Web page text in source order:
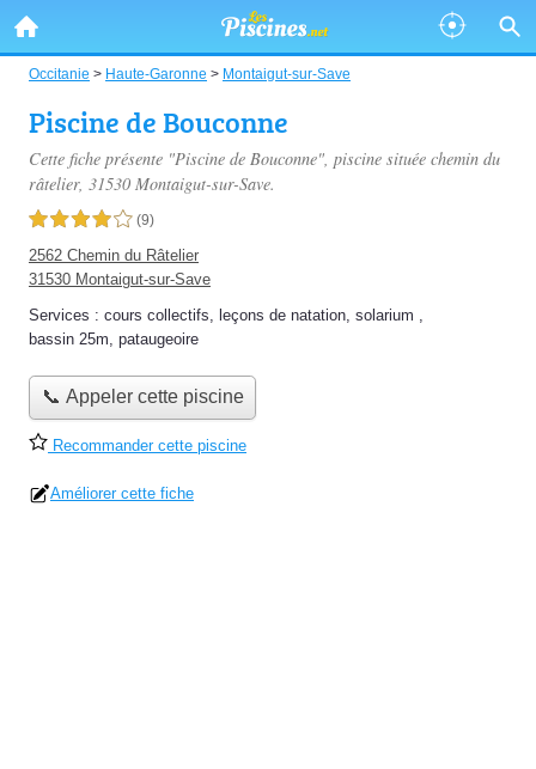
Occitanie > Haute-Garonne > Montaigut-sur-Save
Piscine de Bouconne
Cette fiche présente "Piscine de Bouconne", piscine située chemin du
râtelier, 31530 Montaigut-sur-Save.
4,0 étoiles sur 5 (9)
2562 Chemin du Râtelier
31530 Montaigut-sur-Save
Services : cours collectifs, leçons de natation, solarium ,
bassin 25m, pataugeoire
📞 Appeler cette piscine
Recommander cette piscine
Améliorer cette fiche